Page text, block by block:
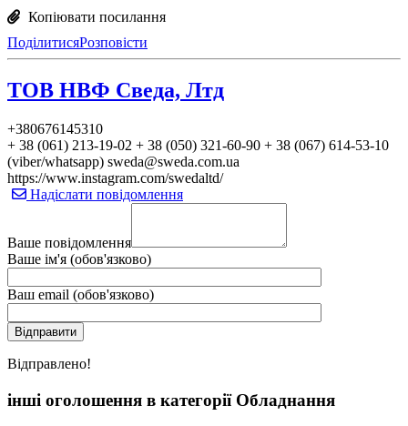
Копіювати посилання
ПоділитисяРозповісти
ТОВ НВФ Сведа, Лтд
+380676145310
+ 38 (061) 213-19-02 + 38 (050) 321-60-90 + 38 (067) 614-53-10
(viber/whatsapp) sweda@sweda.com.ua
https://www.instagram.com/swedaltd/
Надіслати повідомлення
Ваше повідомлення
Ваше ім'я (обов'язково)
Ваш email (обов'язково)
Вiдправлено!
інші оголошення в категорії Обладнання